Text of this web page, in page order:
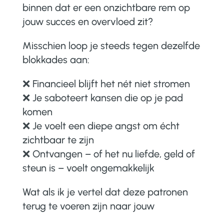
binnen dat er een onzichtbare rem op
jouw succes en overvloed zit?
Misschien loop je steeds tegen dezelfde
blokkades aan:
❌ Financieel blijft het nét niet stromen
❌ Je saboteert kansen die op je pad
komen
❌ Je voelt een diepe angst om écht
zichtbaar te zijn
❌ Ontvangen – of het nu liefde, geld of
steun is – voelt ongemakkelijk
Wat als ik je vertel dat deze patronen
terug te voeren zijn naar jouw